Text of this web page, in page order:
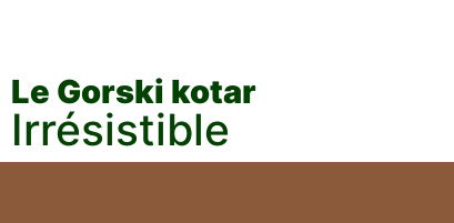
Le Gorski kotar
Irrésistible